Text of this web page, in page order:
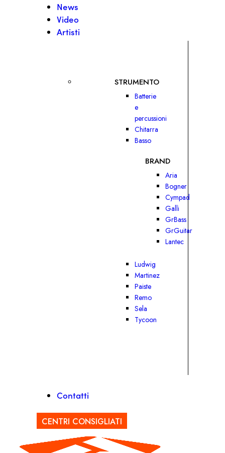
News
Video
Artisti
STRUMENTO
Batterie
e
percussioni
Chitarra
Basso
BRAND
Aria
Bogner
Cympad
Galli
GrBass
GrGuitar
Lantec
Ludwig
Martinez
Paiste
Remo
Sela
Tycoon
Contatti
CENTRI CONSIGLIATI